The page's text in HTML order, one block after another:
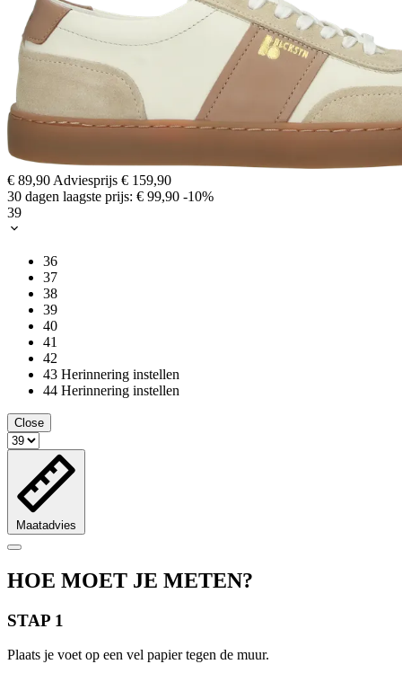
€ 89,90 Adviesprijs € 159,90
30 dagen laagste prijs: € 99,90 -10%
39
36
37
38
39
40
41
42
43 Herinnering instellen
44 Herinnering instellen
Close
Maatadvies
HOE MOET JE METEN?
STAP 1
Plaats je voet op een vel papier tegen de muur.